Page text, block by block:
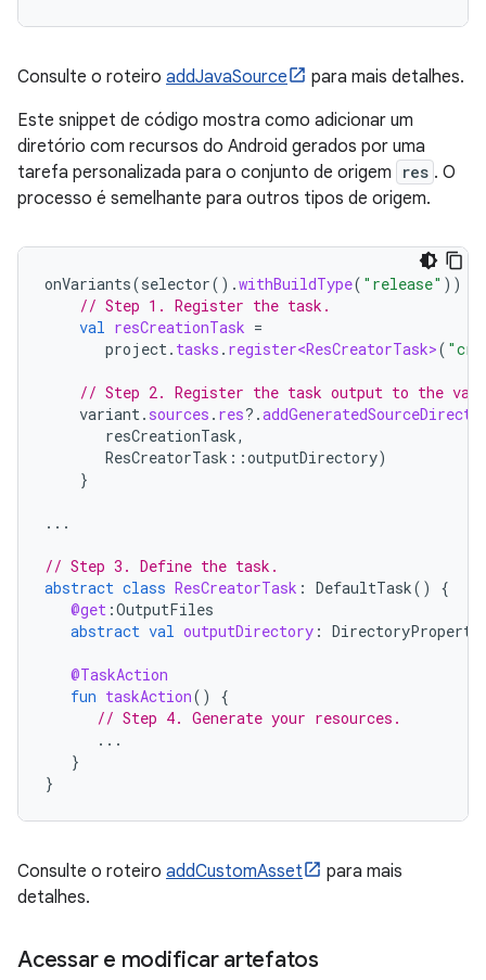
Consulte o roteiro addJavaSource
para mais detalhes.
Este snippet de código mostra como adicionar um
diretório com recursos do Android gerados por uma
tarefa personalizada para o conjunto de origem
res . O
processo é semelhante para outros tipos de origem.
onVariants(selector().withBuildType( "release" ))
// Step 1. Register the task.
val resCreationTask =
project. tasks . register<ResCreatorTask>(
// Step 2. Register the task output to the
variant. sources . res?.
resCreationTask,
ResCreatorTask ::outputDirectory)
}
...
// Step 3. Define the task.
abstract class ResCreatorTask : DefaultTask()
{
@get :OutputFiles
abstract val outputDirectory : DirectoryProperty
@TaskAction
fun taskAction()
{
// Step 4. Generate your resources.
...
}
}
Consulte o roteiro addCustomAsset
para mais
detalhes.
Acessar e modificar artefatos